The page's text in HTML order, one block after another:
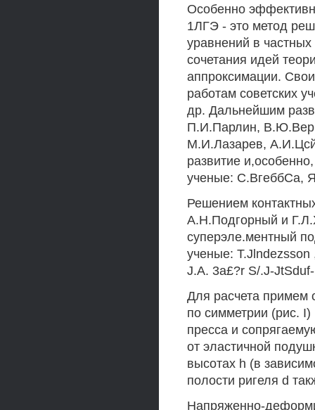
Особенно
1ЛГЭ - это метод
уравнений в
сочетания идей
аппроксимации.
работам советских
др. Дальнейшим
П.И.Парлин,
М.И.Лазарев,
развитие
ученые: С.ВгеббСа,
Решением
А.Н.Подгорный и
суперэле.ментный
ученые:
J.A. 3a£?r S/.J-
Для расчета примем
по симметрии (рис. I)
пресса и
от эластичной
высотах h (в
полости ригеля d
Напряженно-